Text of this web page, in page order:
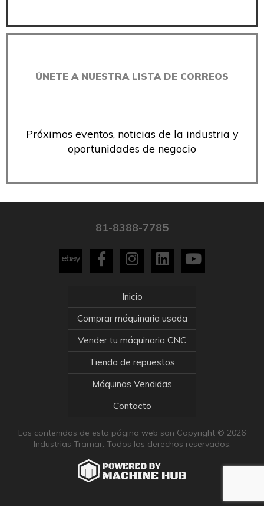
ÚNETE A NUESTRA LISTA DE CORREOS
Próximos eventos, noticias de la industria y
oportunidades de negocio
81-8388-7785
Inicio
Comprar máquinaria usada
Vender tu máquinaria CNC
Tienda de repuestos
Máquinas Vendidas
Contacto
Los contenidos de esta página web son Copyright © 2026
Industrias Tramar. Todos los derechos reservados.